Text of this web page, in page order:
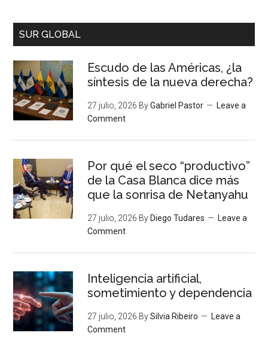
SUR GLOBAL
Escudo de las Américas, ¿la
síntesis de la nueva derecha?
27 julio, 2026 ByGabriel Pastor
Leave a
Comment
Por qué el seco “productivo”
de la Casa Blanca dice más
que la sonrisa de Netanyahu
27 julio, 2026 By Diego Tudares
Leave a
Comment
Inteligencia artificial,
sometimiento y dependencia
27 julio, 2026 BySilvia Ribeiro
Leave a
Comment